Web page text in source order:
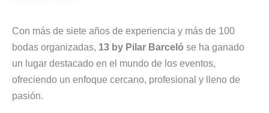
Con más de siete años de experiencia y más de 100
bodas organizadas, 13 by Pilar Barceló se ha ganado
un lugar destacado en el mundo de los eventos,
ofreciendo un enfoque cercano, profesional y lleno de
pasión.